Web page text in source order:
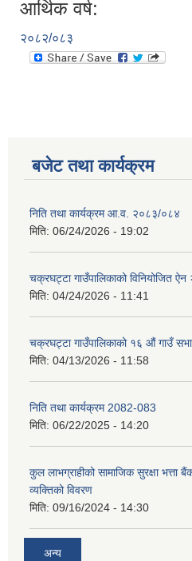
आर्थिक वर्ष:
२०८२/०८३
बजेट तथा कार्यक्रम
निति तथा कार्यक्रम आ‍.व. २०८३/०८४
मिति: 06/24/2026 - 19:02
चक्रघट्टा गाउँपालिकाको विनियोजित
मिति: 04/24/2026 - 11:41
चक्रघट्टा गाउँपालिकाको १६ औं गाउँ
मिति: 04/13/2026 - 11:58
निति तथा कार्यक्रम 2082-083
मिति: 06/22/2025 - 14:20
कुल लाभग्राहीको सामाजिक सुरक्षा भत्ता
व्यक्तिको विवरण
मिति: 09/16/2024 - 14:30
अन्य